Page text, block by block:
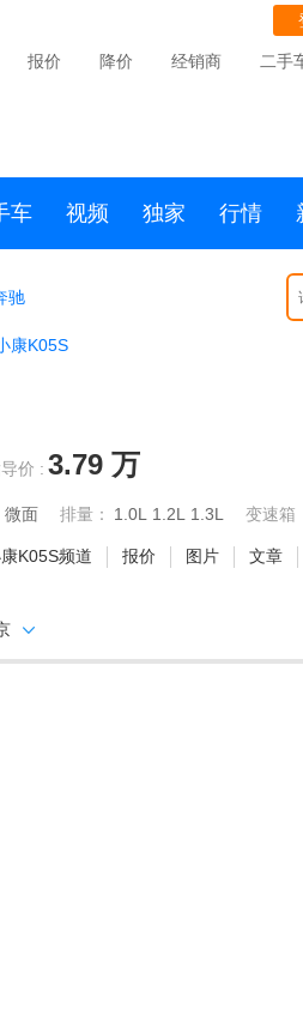
报价 降价 经销商 二手
车 视频 独家 行情
驰
康K05S
价 : 3.79 万
微面 排量： 1.0L 1.2L 1.3L 变速箱
K05S频道 报价 图片 文章